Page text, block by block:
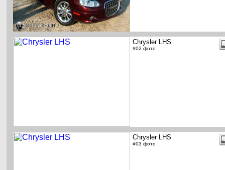
Chrysler LHS
#02 фото
Chrysler LHS
#03 фото